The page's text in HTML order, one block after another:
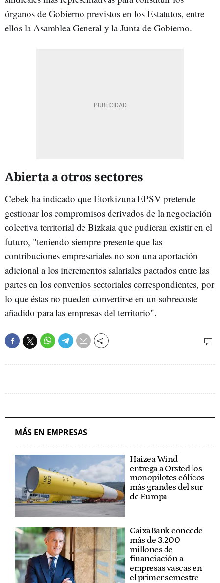
órganos de Gobierno previstos en los Estatutos, entre
ellos la Asamblea General y la Junta de Gobierno.
Abierta a otros sectores
Cebek ha indicado que Etorkizuna EPSV pretende
gestionar los compromisos derivados de la negociación
colectiva territorial de Bizkaia que pudieran existir en el
futuro, "teniendo siempre presente que las
contribuciones empresariales no son una aportación
adicional a los incrementos salariales pactados entre las
partes en los convenios sectoriales correspondientes, por
lo que éstas no pueden convertirse en un sobrecoste
añadido para las empresas del territorio".
MÁS EN EMPRESAS
Haizea Wind
entrega a Orsted los
monopilotes eólicos
más grandes del sur
de Europa
CaixaBank concede
más de 3.200
millones de
financiación a
empresas vascas en
el primer semestre